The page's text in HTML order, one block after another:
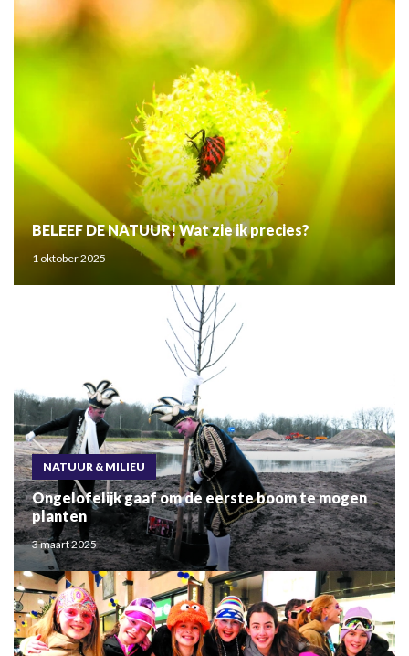
BELEEF DE NATUUR! Wat zie ik precies?
1 oktober 2025
NATUUR & MILIEU
Ongelofelijk gaaf om de eerste boom te mogen
planten
3 maart 2025